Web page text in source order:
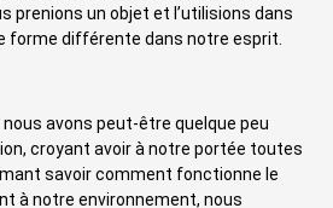
prenions un objet et l’utilisions dans
forme différente dans notre esprit.
nous avons peut-être quelque peu
croyant avoir à notre portée toutes
savoir comment fonctionne le
à notre environnement, nous